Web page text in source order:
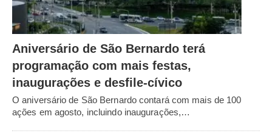
Aniversário de São Bernardo terá
programação com mais festas,
inaugurações e desfile-cívico
O aniversário de São Bernardo contará com mais de 100
ações em agosto, incluindo inaugurações,…